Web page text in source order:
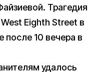
Трагедия
Eighth Street в
после 10 вечера в
удалось